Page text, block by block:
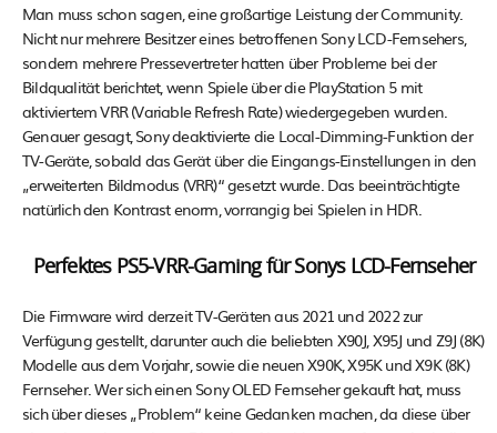
Man muss schon sagen, eine großartige Leistung der Community.
Nicht nur mehrere Besitzer eines betroffenen Sony LCD-Fernsehers,
sondern mehrere Pressevertreter hatten über Probleme bei der
Bildqualität berichtet, wenn Spiele über die PlayStation 5 mit
aktiviertem VRR (Variable Refresh Rate) wiedergegeben wurden.
Genauer gesagt, Sony deaktivierte die Local-Dimming-Funktion der
TV-Geräte, sobald das Gerät über die Eingangs-Einstellungen in den
„erweiterten Bildmodus (VRR)“ gesetzt wurde. Das beeinträchtigte
natürlich den Kontrast enorm, vorrangig bei Spielen in HDR.
Perfektes PS5-VRR-Gaming für Sonys LCD-Fernseher
Die Firmware wird derzeit TV-Geräten aus 2021 und 2022 zur
Verfügung gestellt, darunter auch die beliebten X90J, X95J und Z9J (8K)
Modelle aus dem Vorjahr, sowie die neuen X90K, X95K und X9K (8K)
Fernseher. Wer sich einen Sony OLED Fernseher gekauft hat, muss
sich über dieses „Problem“ keine Gedanken machen, da diese über